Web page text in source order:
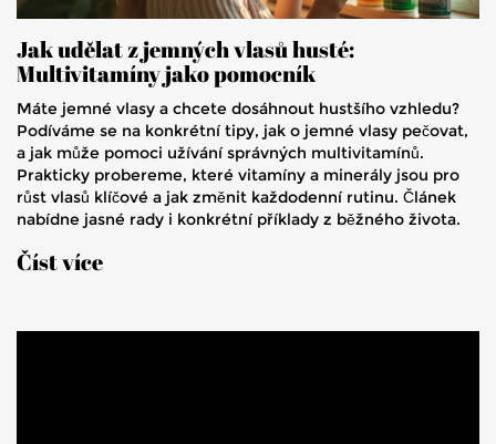
Jak udělat z jemných vlasů husté:
Multivitamíny jako pomocník
Máte jemné vlasy a chcete dosáhnout hustšího vzhledu?
Podíváme se na konkrétní tipy, jak o jemné vlasy pečovat,
a jak může pomoci užívání správných multivitamínů.
Prakticky probereme, které vitamíny a minerály jsou pro
růst vlasů klíčové a jak změnit každodenní rutinu. Článek
nabídne jasné rady i konkrétní příklady z běžného života.
Číst více